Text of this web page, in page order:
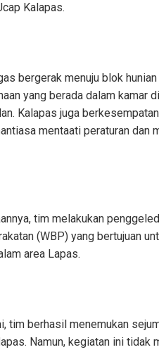
Kalapas.
bergerak menuju blok
yang berada dalam kamar
Kalapas juga
mentaati peraturan dan
tim melakukan
(WBP) yang bertujuan
area Lapas.
tim berhasil menemukan
Namun, kegiatan ini tidak